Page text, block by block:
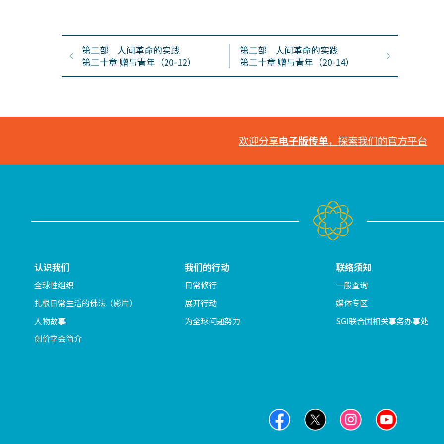
第二部 人间革命的实践
第二十章 赠与青年（20-12）
第二部 人间革命的实践
第二十章 赠与青年（20-14）
欢迎分享电子版传单，探索我们的官方平台
认识我们
全球性组织
扎根日常生活的佛法（影片）
人物故事
创价学会简介
我们的行动
日常修行
展开行动
为全球问题努力
联络须知
一般查询
媒体专区
SGI联合国相关事务办事处